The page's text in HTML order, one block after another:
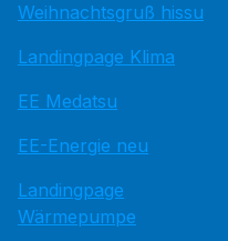
Weihnachtsgruß hissu
Landingpage Klima
EE Medatsu
EE-Energie neu
Landingpage
Wärmepumpe